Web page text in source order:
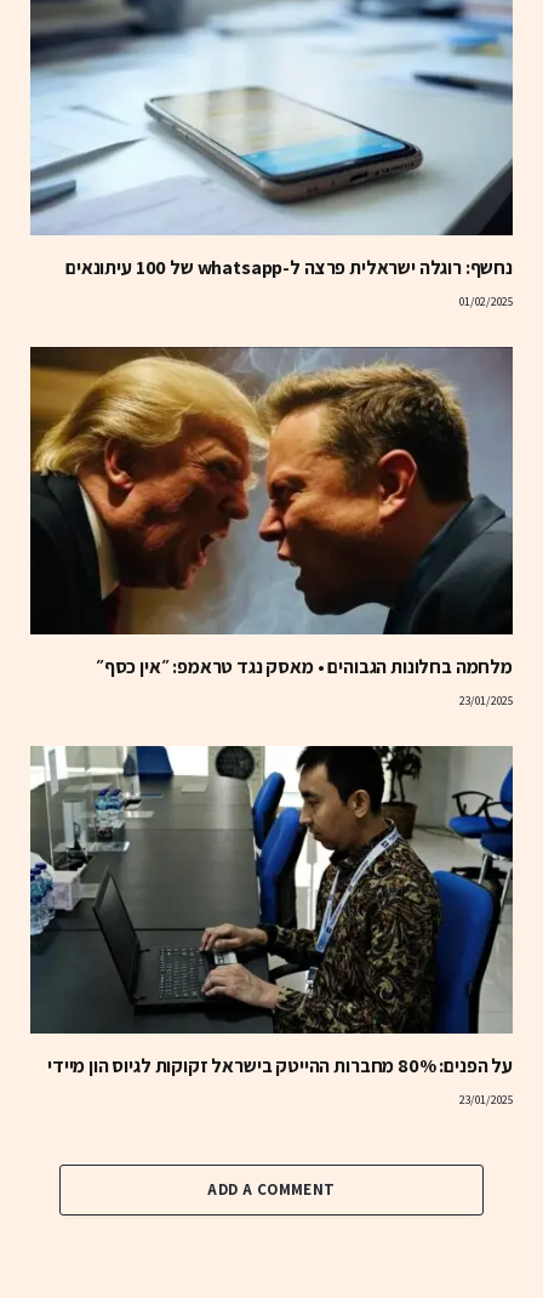
נחשף: רוגלה ישראלית פרצה ל-whatsapp של 100 עיתונאים
01/02/2025
מלחמה בחלונות הגבוהים • מאסק נגד טראמפ: ״אין כסף״
23/01/2025
על הפנים: 80% מחברות ההייטק בישראל זקוקות לגיוס הון מיידי
23/01/2025
ADD A COMMENT